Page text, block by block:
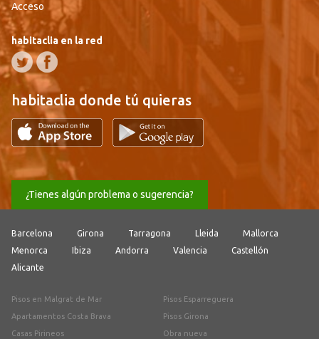
Acceso
habitaclia en la red
habitaclia donde tú quieras
¿Tienes algún problema o sugerencia?
Barcelona Girona Tarragona Lleida
Mallorca
Menorca
Ibiza Andorra Valencia
Castellón
Alicante
Pisos en Malgrat de Mar
Apartamentos Costa Brava
Casas Pirineos
Pisos Esparreguera
Pisos Girona
Obra nueva